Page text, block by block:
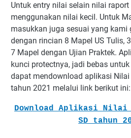
Untuk entry nilai selain nilai
menggunakan nilai kecil. Untuk
masukkan juga sesuai yang kami
dengan rincian 8 Mapel US Tulis,
7 Mapel dengan Ujian Praktek.
kunci protectnya, jadi bebas
dapat mendownload aplikasi Nilai
tahun 2021 melalui link berikut ini:
Download Aplikasi Nilai
SD tahun